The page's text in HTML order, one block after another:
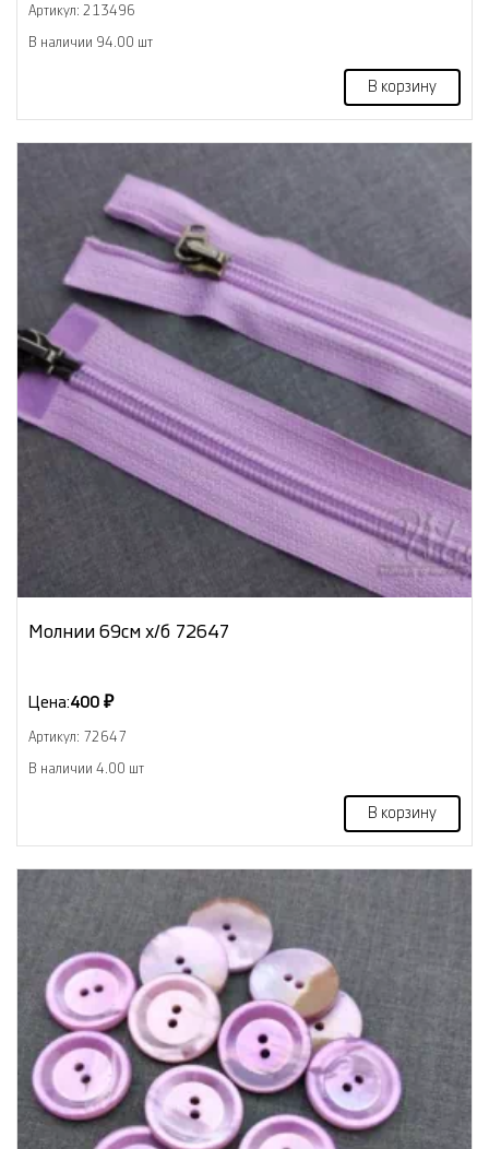
Артикул: 213496
В наличии 94.00 шт
В корзину
Молнии 69см х/б 72647
Цена:400 ₽
Артикул: 72647
В наличии 4.00 шт
В корзину